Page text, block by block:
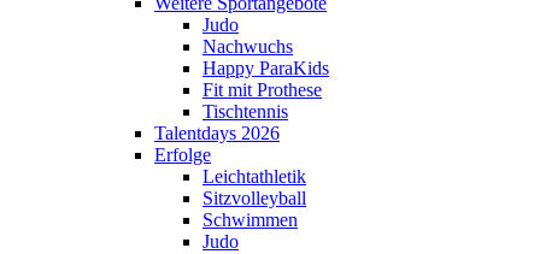
Judo
Nachwuchs
Happy ParaKids
Fit mit Prothese
Tischtennis
Talentdays 2026
Erfolge
Leichtathletik
Sitzvolleyball
Schwimmen
Judo